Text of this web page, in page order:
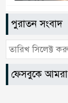
৬
পুরাতন সংবাদ
ফেসবুকে আমরা